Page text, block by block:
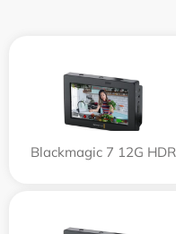
Blackmagic 7 12G HDR